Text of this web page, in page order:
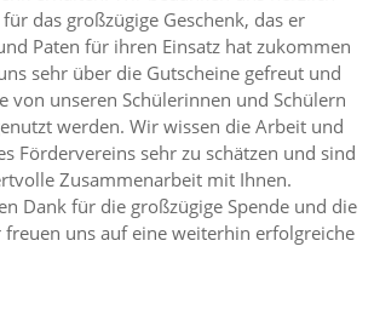
das großzügige Geschenk, das er
Paten für ihren Einsatz hat zukommen
sehr über die Gutscheine gefreut und
von unseren Schülerinnen und Schülern
werden. Wir wissen die Arbeit und
Fördervereins sehr zu schätzen und sind
Zusammenarbeit mit Ihnen.
Dank für die großzügige Spende und die
uns auf eine weiterhin erfolgreiche